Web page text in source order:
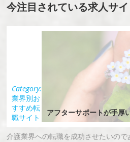
今注目されている求人サイ
Category:
業界別お
すすめ転
職サイト
アフターサポートが手厚
介護業界への転職を成功させたいの